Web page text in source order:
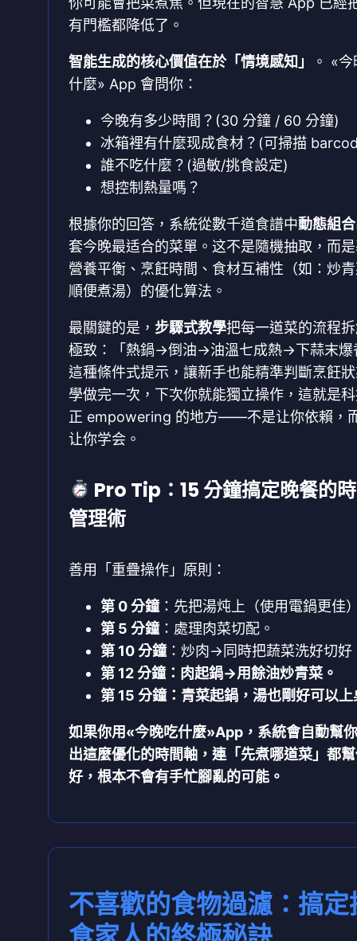
有門檻都降低了。
智能生成的核心價值在於「情境感知」
。 «
什麼» App 會問你：
今晚有多少時間？(30 分鐘 / 60 分鐘)
冰箱裡有什麼现成食材？(可掃描
誰不吃什麼？(過敏/挑食設定)
想控制熱量嗎？
根據你的回答，系統從數千道食譜中動態組合
套今晚最适合的菜單。这不是隨機抽取，而
營養平衡、烹飪時間、食材互補性（如：炒
順便煮湯）的優化算法。
最關鍵的是， 步驟式教學把每一道菜的流程
極致：「熱鍋→倒油→油溫七成熱→下蒜末爆
這種條件式提示，讓新手也能精準判斷烹飪
學做完一次，下次你就能獨立操作，這就是
正 empowering 的地方——不是让你依賴，
让你学会。
Pro Tip：15 分鐘搞定晚餐的
管理術
善用「重疊操作」原則：
第 0 分鐘：先把湯炖上（使用電鍋更佳
第 5 分鐘：處理肉菜切配。
第 10 分鐘：炒肉→同時把蔬菜洗好切好
第 12 分鐘：肉起鍋→用餘油炒青菜。
第 15 分鐘：青菜起鍋，湯也剛好可以上
如果你用«今晚吃什麼»App，系統會自動幫你
出這麼優化的時間軸 ，連「先煮哪道菜」都
好，根本不會有手忙腳亂的可能。
不喜歡的食物過濾：搞定